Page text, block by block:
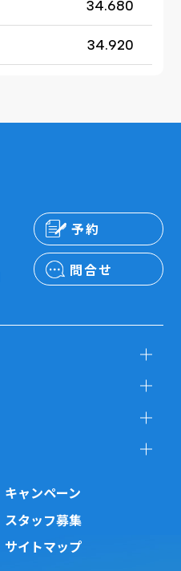
34.680
34.920
予約
問合せ
キャンペーン
スタッフ募集
サイトマップ